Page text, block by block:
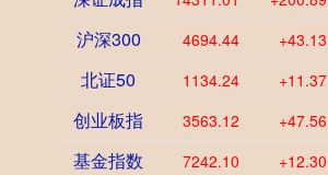
沪深300 4694.44 +43.13
北证50 1134.24 +11.37
创业板指 3563.12 +47.56
基金指数 7242.10 +12.30